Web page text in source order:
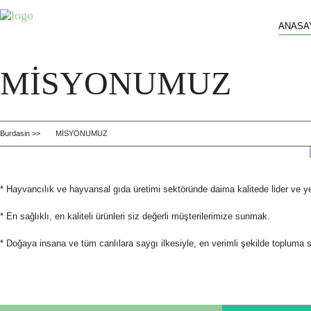
MİSYONUMUZ
Burdasin >> MİSYONUMUZ
* Hayvancılık ve hayvansal gıda üretimi sektöründe daima kalitede lider ve
* En sağlıklı, en kaliteli ürünleri siz değerli müşterilerimize sunmak.
* Doğaya insana ve tüm canlılara saygı ilkesiyle, en verimli şekilde topluma